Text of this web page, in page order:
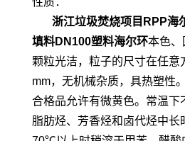
浙江垃圾焚烧项目RPP海
填料DN100塑料海尔环本色、
颗粒光洁，粒子的尺寸在任意
mm，无机械杂质，具热塑性
合格品允许有微黄色。常温下
脂肪烃、芳香烃和卤代烃中长